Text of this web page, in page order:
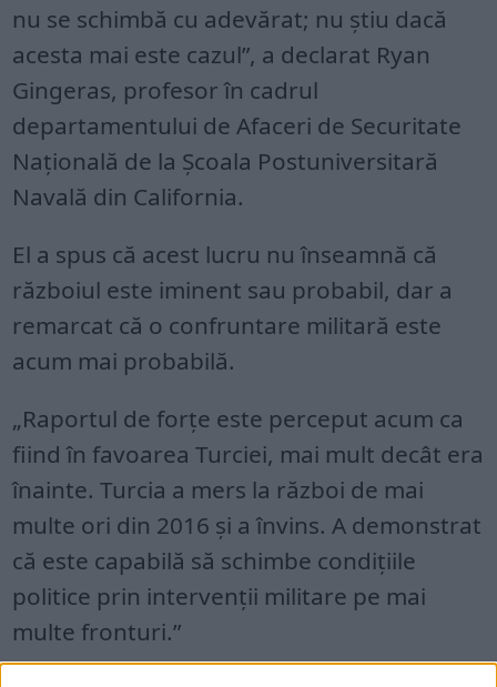
nu se schimbă cu adevărat; nu știu dacă
acesta mai este cazul”, a declarat Ryan
Gingeras, profesor în cadrul
departamentului de Afaceri de Securitate
Națională de la Școala Postuniversitară
Navală din California.
El a spus că acest lucru nu înseamnă că
războiul este iminent sau probabil, dar a
remarcat că o confruntare militară este
acum mai probabilă.
„Raportul de forțe este perceput acum ca
fiind în favoarea Turciei, mai mult decât era
înainte. Turcia a mers la război de mai
multe ori din 2016 și a învins. A demonstrat
că este capabilă să schimbe condițiile
politice prin intervenții militare pe mai
multe fronturi.”